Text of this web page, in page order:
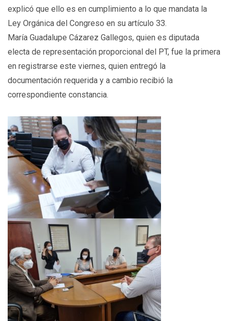
explicó que ello es en cumplimiento a lo que mandata la
Ley Orgánica del Congreso en su artículo 33.
María Guadalupe Cázarez Gallegos, quien es diputada
electa de representación proporcional del PT, fue la primera
en registrarse este viernes, quien entregó la
documentación requerida y a cambio recibió la
correspondiente constancia.